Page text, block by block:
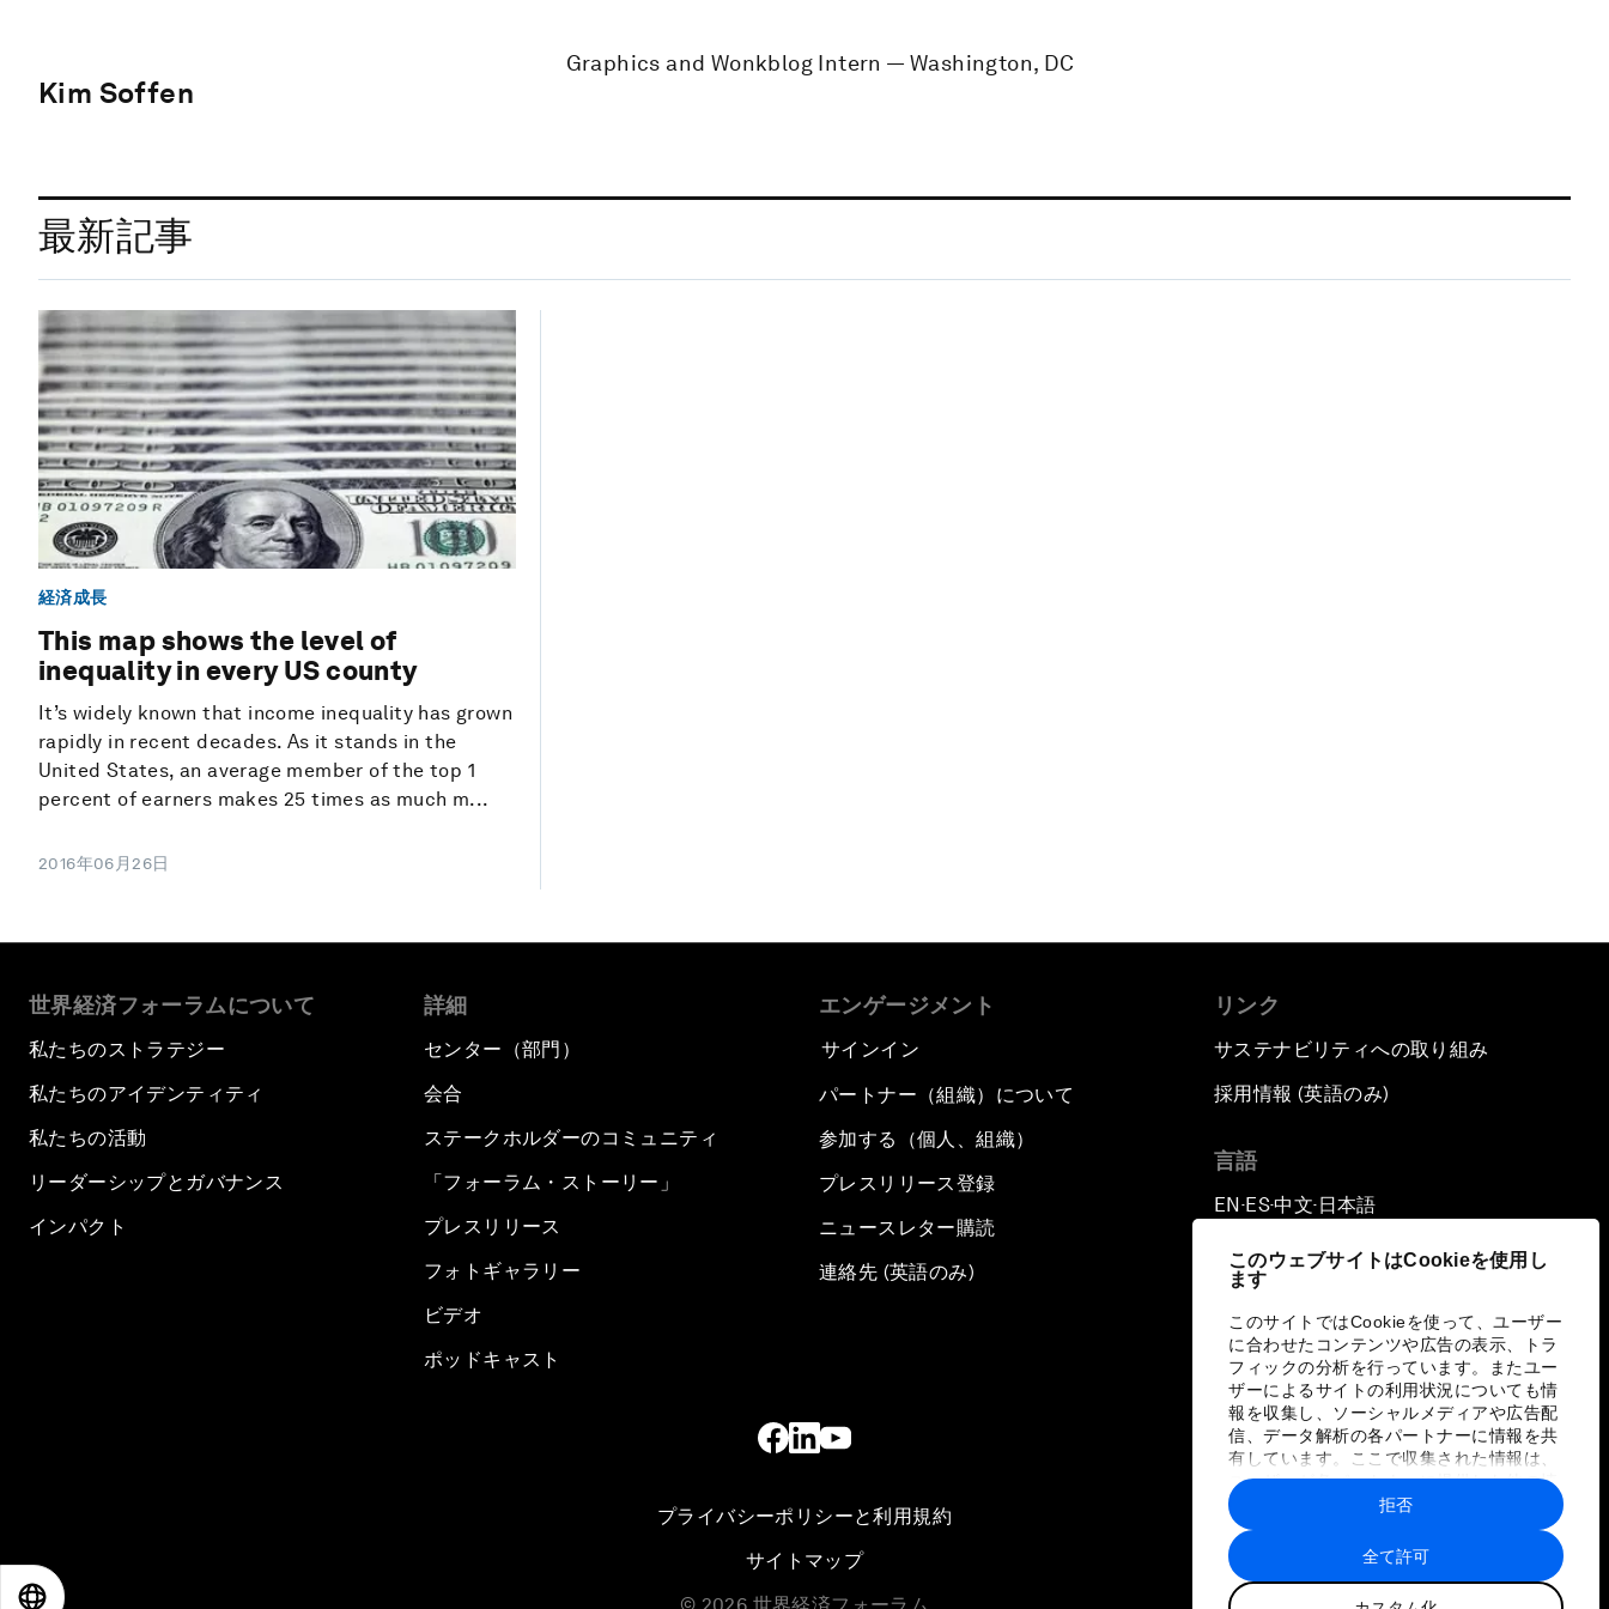
このウェブサイトはCookieを使用し
ます
このサイトではCookieを使って、ユーザー
に合わせたコンテンツや広告の表示、トラ
フィックの分析を行っています。またユー
ザーによるサイトの利用状況についても情
報を収集し、ソーシャルメディアや広告配
信、データ解析の各パートナーに情報を共
有しています。ここで収集された情報は、
ユーザーが各パートナーに提供した他の情
報や各パートナーのサービスを使用した際
に収集された情報と組み合わされ、各パー
トナーによって使用されることがありま
す。
全て許可
拒否
Kim Soffen
Graphics and Wonkblog Intern — Washington, DC
最新記事
経済成長
This map shows the level of
inequality in every US county
It’s widely known that income inequality has grown
rapidly in recent decades. As it stands in the
United States, an average member of the top 1
percent of earners makes 25 times as much m...
2016年06月26日
世界経済フォーラムについて
私たちのストラテジー
私たちのアイデンティティ
私たちの活動
リーダーシップとガバナンス
インパクト
詳細
センター（部門）
会合
ステークホルダーのコミュニティ
「フォーラム・ストーリー」
プレスリリース
フォトギャラリー
ビデオ
ポッドキャスト
エンゲージメント
サインイン
パートナー（組織）について
参加する（個人、組織）
プレスリリース登録
ニュースレター購読
連絡先 (英語のみ)
リンク
サステナビリティへの取り組み
採用情報 (英語のみ)
言語
EN ▪ ES▪中文▪ 日本語
プライバシーポリシーと利用規約
サイトマップ